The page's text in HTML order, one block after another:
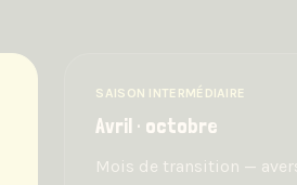
SAISON INTERMÉDIAIRE
Avril · octobre
Mois de transition —